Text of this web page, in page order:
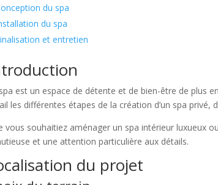
du spa
du spa
et entretien
est un espace de détente et de bien-être de plus
les différentes étapes de la création d’un spa privé,
vous souhaitiez aménager un spa intérieur luxueux
et une attention particulière aux détails.
du projet